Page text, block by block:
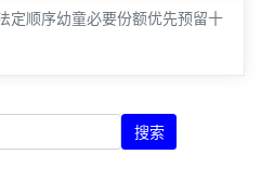
定顺序幼童必要份额优先预留十
搜索